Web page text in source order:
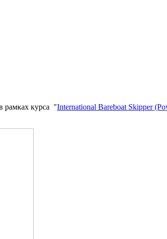
рамках курса "International Bareboat Skipper